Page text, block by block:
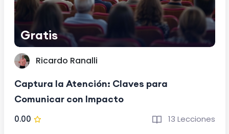
Gratis
Ricardo Ranalli
Captura la Atención: Claves para
Comunicar con Impacto
0.00
13 Lecciones